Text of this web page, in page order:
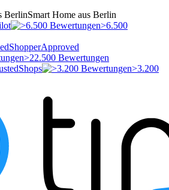
Smart Home aus Berlin
>6.500
ShopperApproved
>22.500 Bewertungen
>3.200